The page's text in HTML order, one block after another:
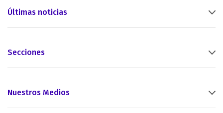
Últimas noticias
Secciones
Nuestros Medios